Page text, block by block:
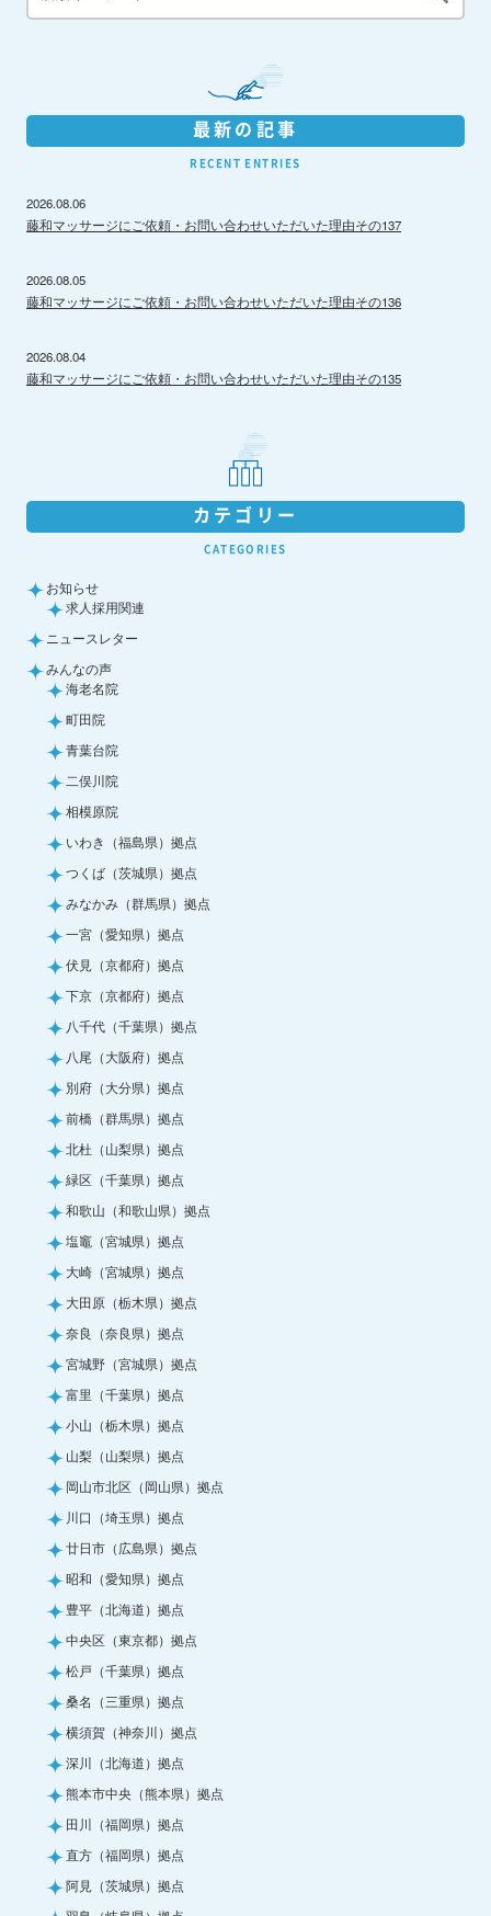
最新の記事
RECENT ENTRIES
2026.08.06
藤和マッサージにご依頼・お問い合わせいただいた理由その137
2026.08.05
藤和マッサージにご依頼・お問い合わせいただいた理由その136
2026.08.04
藤和マッサージにご依頼・お問い合わせいただいた理由その135
カテゴリー
CATEGORIES
お知らせ
求人採用関連
ニュースレター
みんなの声
海老名院
町田院
青葉台院
二俣川院
相模原院
いわき（福島県）拠点
つくば（茨城県）拠点
みなかみ（群馬県）拠点
一宮（愛知県）拠点
伏見（京都府）拠点
下京（京都府）拠点
八千代（千葉県）拠点
八尾（大阪府）拠点
別府（大分県）拠点
前橋（群馬県）拠点
北杜（山梨県）拠点
緑区（千葉県）拠点
和歌山（和歌山県）拠点
塩竈（宮城県）拠点
大崎（宮城県）拠点
大田原（栃木県）拠点
奈良（奈良県）拠点
宮城野（宮城県）拠点
富里（千葉県）拠点
小山（栃木県）拠点
山梨（山梨県）拠点
岡山市北区（岡山県）拠点
川口（埼玉県）拠点
廿日市（広島県）拠点
昭和（愛知県）拠点
豊平（北海道）拠点
中央区（東京都）拠点
松戸（千葉県）拠点
桑名（三重県）拠点
横須賀（神奈川）拠点
深川（北海道）拠点
熊本市中央（熊本県）拠点
田川（福岡県）拠点
直方（福岡県）拠点
阿見（茨城県）拠点